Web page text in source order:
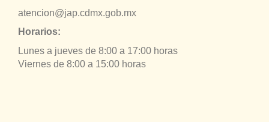
atencion@jap.cdmx.gob.mx
Horarios:
Lunes a jueves de 8:00 a 17:00 horas
Viernes de 8:00 a 15:00 horas